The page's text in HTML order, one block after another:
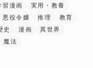
習漫画
実用・教養
悪役令嬢 推理
教育
史 漫画
異世界
魔法